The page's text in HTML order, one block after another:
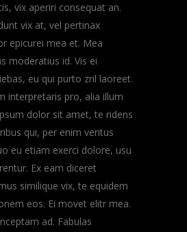
vix aperiri consequat an.
vix at, vel pertinax
epicurei mea et. Mea
moderatius id. Vis ei
eu qui purto zril laoreet.
interpretaris pro, alia illum
dolor sit amet, te ridens
qui, per enim veritus
eu etiam exerci dolore, usu
Ex eam diceret
similique vix, te equidem
eos. Ei movet elitr mea.
ad. Fabulas